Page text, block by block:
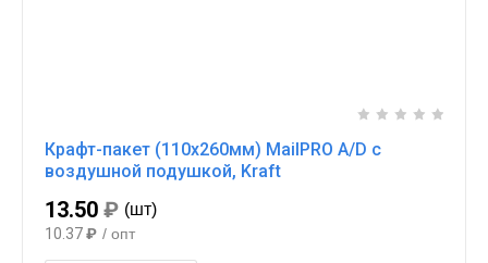
Крафт-пакет (110х260мм) MailPRO A/D с
воздушной подушкой, Kraft
13.50 ₽ (шт)
10.37₽ / опт